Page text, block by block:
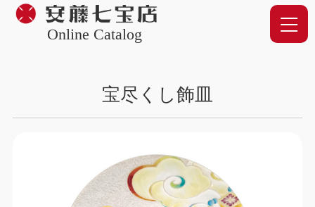
Online Catalog
宝尽くし飾皿